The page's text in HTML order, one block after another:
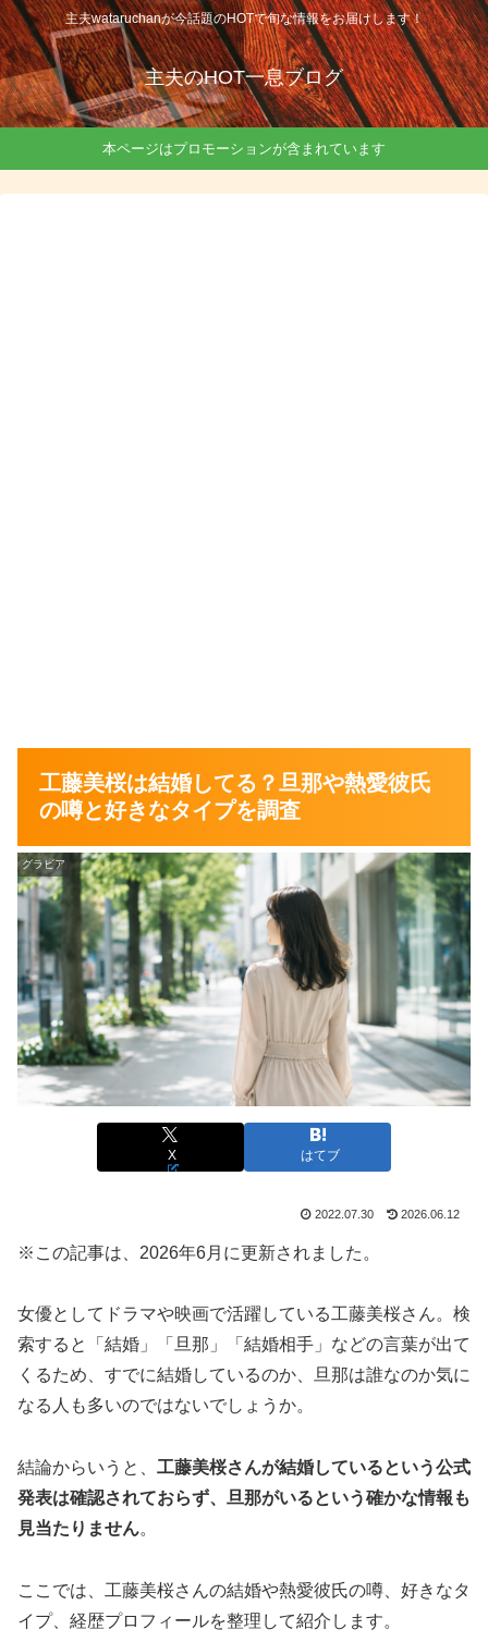
主夫wataruchanが今話題のHOTで旬な情報をお届けします！
主夫のHOT一息ブログ
本ページはプロモーションが含まれています
工藤美桜は結婚してる？旦那や熱愛彼氏
の噂と好きなタイプを調査
グラビア
X はてブ
2022.07.30 2026.06.12
※この記事は、2026年6月に更新されました。
女優としてドラマや映画で活躍している工藤美桜さん。検
索すると「結婚」「旦那」「結婚相手」などの言葉が出て
くるため、すでに結婚しているのか、旦那は誰なのか気に
なる人も多いのではないでしょうか。
結論からいうと、 工藤美桜さんが結婚しているという公式
発表は確認されておらず、旦那がいるという確かな情報も
見当たりません。
ここでは、工藤美桜さんの結婚や熱愛彼氏の噂、好きなタ
イプ、経歴プロフィールを整理して紹介します。